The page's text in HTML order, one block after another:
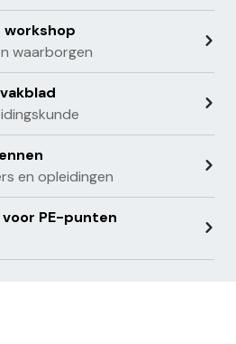
workshop
waarborgen
en opleidingen
voor PE-punten